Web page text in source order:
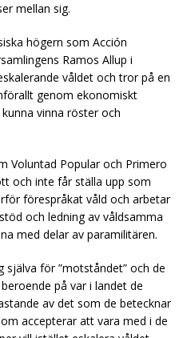
mellan sig.
högern som Acción
Ramos Allup i
våldet och tror på en
genom ekonomiskt
vinna röster och
Voluntad Popular och Primero
och inte får ställa upp som
förespråkat våld och arbetar
och ledning av våldsamma
med delar av paramilitären.
själva för ”motståndet” och de
på var i landet de
av det som de betecknar
accepterar att vara med i de